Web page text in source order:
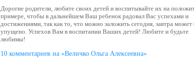
Дорогие родители, любите своих детей и воспитывайте их на
примере, чтобы в дальнейшем Ваш ребенок радовал Вас успехами и
достижениями, так как то, что можно заложить сегодня, завтра может
упущено. Успехов Вам в воспитании Ваших детей! Любите и будьте
любимы!
10 комментариев на «Величко Ольга Алексеевна»